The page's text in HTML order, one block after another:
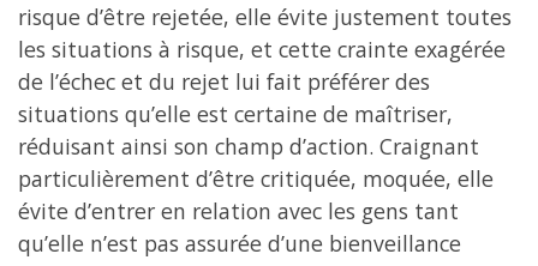
risque d’être rejetée, elle évite justement toutes
les situations à risque, et cette crainte exagérée
de l’échec et du rejet lui fait préférer des
situations qu’elle est certaine de maîtriser,
réduisant ainsi son champ d’action. Craignant
particulièrement d’être critiquée, moquée, elle
évite d’entrer en relation avec les gens tant
qu’elle n’est pas assurée d’une bienveillance